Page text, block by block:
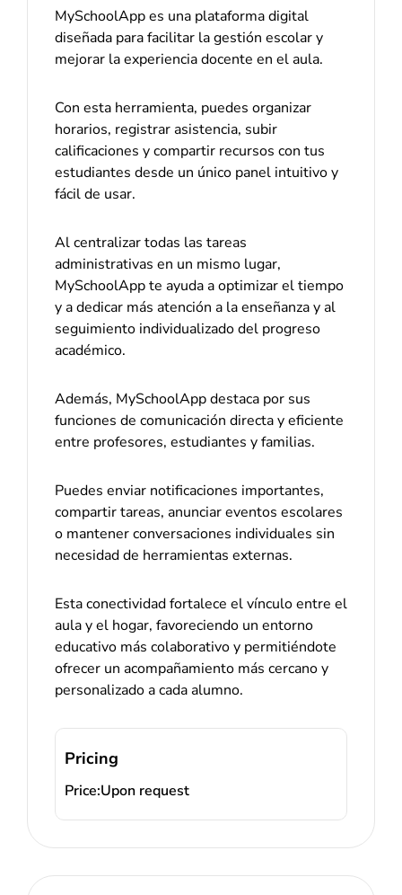
MySchoolApp es una plataforma digital
diseñada para facilitar la gestión escolar y
mejorar la experiencia docente en el aula.
Con esta herramienta, puedes organizar
horarios, registrar asistencia, subir
calificaciones y compartir recursos con tus
estudiantes desde un único panel intuitivo y
fácil de usar.
Al centralizar todas las tareas
administrativas en un mismo lugar,
MySchoolApp te ayuda a optimizar el tiempo
y a dedicar más atención a la enseñanza y al
seguimiento individualizado del progreso
académico.
Además, MySchoolApp destaca por sus
funciones de comunicación directa y eficiente
entre profesores, estudiantes y familias.
Puedes enviar notificaciones importantes,
compartir tareas, anunciar eventos escolares
o mantener conversaciones individuales sin
necesidad de herramientas externas.
Esta conectividad fortalece el vínculo entre el
aula y el hogar, favoreciendo un entorno
educativo más colaborativo y permitiéndote
ofrecer un acompañamiento más cercano y
personalizado a cada alumno.
Pricing
Price:Upon request